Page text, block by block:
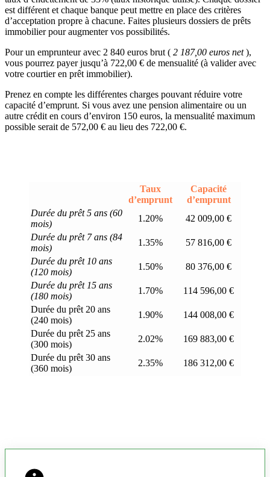
est différent et chaque banque peut mettre en place des critères
d’acceptation propre à chacune. Faites plusieurs dossiers de prêts
immobilier pour augmenter vos possibilités.
Pour un emprunteur avec 2 840 euros brut ( 2 187,00 euros net),
vous pourrez payer jusqu’à 722,00 € de mensualité (à valider avec
votre courtier en prêt immobilier).
Prenez en compte les différentes charges pouvant réduire votre
capacité d’emprunt. Si vous avez une pension alimentaire ou un
autre crédit en cours d’environ 150 euros, la mensualité maximum
possible serait de 572,00 € au lieu des 722,00 €.
Taux
d’emprunt
Capacité
d’emprunt
Durée du prêt 5 ans (60
mois)
1.20%
42 009,00 €
Durée du prêt 7 ans (84
mois)
1.35%
57 816,00 €
Durée du prêt 10 ans
(120 mois)
1.50%
80 376,00 €
Durée du prêt 15 ans
(180 mois)
1.70%
114 596,00 €
Durée du prêt 20 ans
(240 mois)
1.90%
144 008,00 €
Durée du prêt 25 ans
(300 mois)
2.02%
169 883,00 €
Durée du prêt 30 ans
(360 mois)
2.35% 186 312,00 €